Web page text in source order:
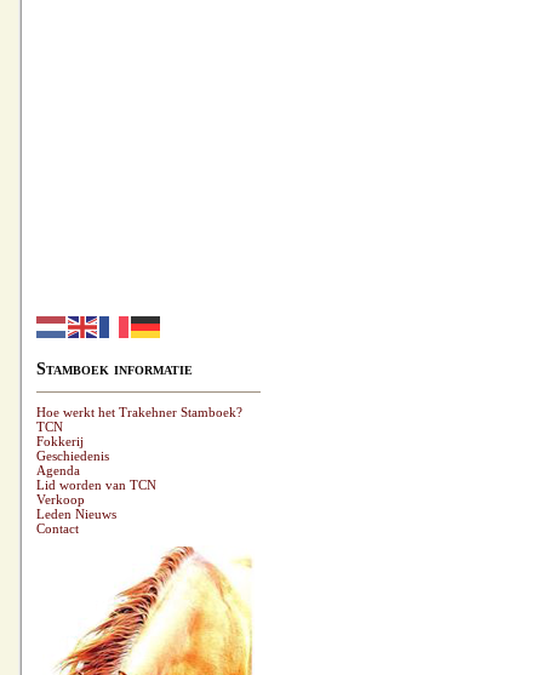
Stamboek informatie
Hoe werkt het Trakehner Stamboek?
TCN
Fokkerij
Geschiedenis
Agenda
Lid worden van TCN
Verkoop
Leden Nieuws
Contact